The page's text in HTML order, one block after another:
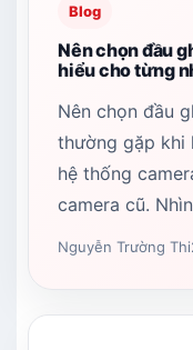
Blog
Nên chọn đầu
hiểu cho từng
Nên chọn đầu
thường gặp khi
hệ thống
camera cũ.
Nguyễn Trường Thi